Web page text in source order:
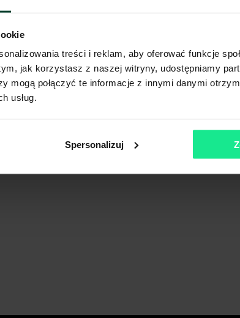
treści i reklam, aby oferować funkcje
jak korzystasz z naszej witryny, udostępniamy
mogą połączyć te informacje z innymi danymi
usług.
Spersonalizuj